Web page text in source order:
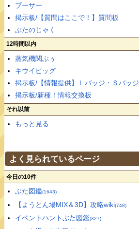
ブーサー
掲示板/【質問はここで！】質問板
ぶたのじゃく
12時間以内
蒸気機関ぶぅ
キウイピッグ
掲示板/【情報提供】Ｌバッジ・Ｓバッジ
掲示板/新種！情報交換板
それ以前
もっと見る
よく見られているページ
今日の10件
ぶた図鑑(1643)
【ようとん場MIX＆3D】攻略wiki(748)
イベントハントぶた図鑑(327)